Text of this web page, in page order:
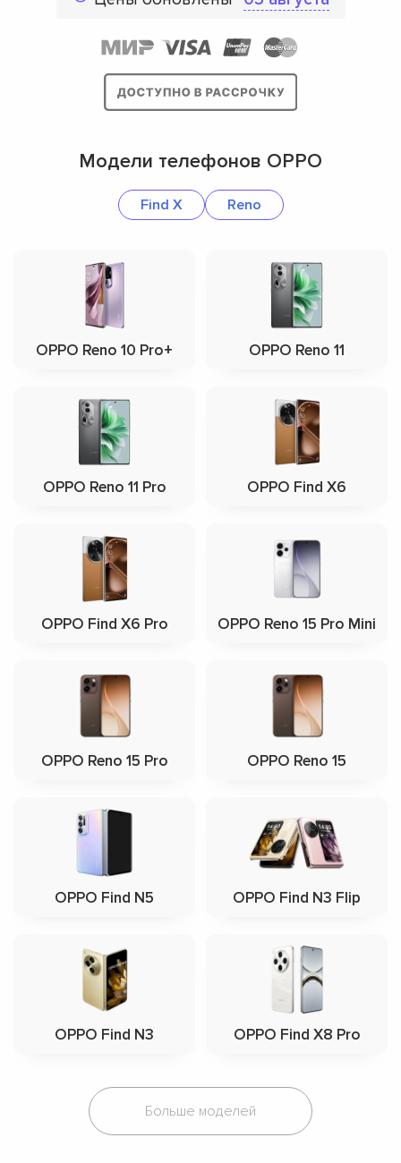
Модели телефонов OPPO
Find X Reno
OPPO Reno 10 Pro+ OPPO Reno 11
OPPO Reno 11 Pro OPPO Find X6
OPPO Find X6 Pro OPPO Reno 15 Pro Mini
OPPO Reno 15 Pro OPPO Reno 15
OPPO Find N5 OPPO Find N3 Flip
OPPO Find N3 OPPO Find X8 Pro
Больше моделей